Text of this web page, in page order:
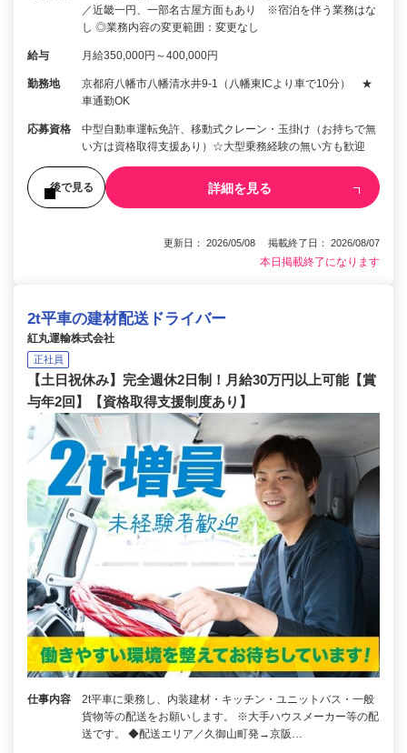
／近畿一円、一部名古屋方面もあり ※宿泊を伴う業務はな
し ◎業務内容の変更範囲：変更なし
給与 月給350,000円～400,000円
勤務地
京都府八幡市八幡清水井9-1（八幡東ICより車で10分） ★
車通勤OK
応募資格
中型自動車運転免許、移動式クレーン・玉掛け（お持ちで無
い方は資格取得支援あり）☆大型乗務経験の無い方も歓迎
後で見る 詳細を見る
更新日： 2026/05/08 掲載終了日： 2026/08/07
本日掲載終了になります
2t平車の建材配送ドライバー
紅丸運輸株式会社
正社員
【土日祝休み】完全週休2日制！月給30万円以上可能【賞
与年2回】【資格取得支援制度あり】
仕事内容
2t平車に乗務し、内装建材・キッチン・ユニットバス・一般
貨物等の配送をお願いします。 ※大手ハウスメーカー等の配
送です。 ◆配送エリア／久御山町発→京阪…